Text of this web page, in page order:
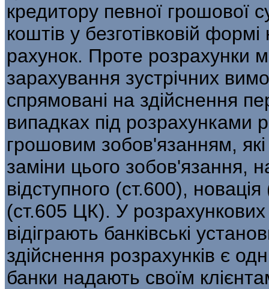
кредитору певної грошової
коштів у безготівковій
рахунок. Проте розрахунки
зарахування зустрічних
спрямовані на здійснення
випадках під розрахунками
грошовим зобов'язанням,
заміни цього зобов'язання,
відступного (ст.600),
(ст.605 ЦК). У
відіграють банківські
здійснення розрахунків є
банки надають своїм